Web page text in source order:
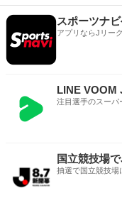
スポーツナ
アプリならJリー
LINE VOOM
注目選手のスーパ
国立競技場
抽選で国立競技場